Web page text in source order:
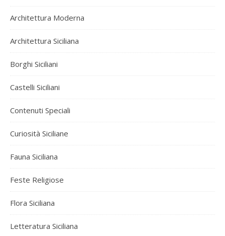
Architettura Moderna
Architettura Siciliana
Borghi Siciliani
Castelli Siciliani
Contenuti Speciali
Curiosità Siciliane
Fauna Siciliana
Feste Religiose
Flora Siciliana
Letteratura Siciliana